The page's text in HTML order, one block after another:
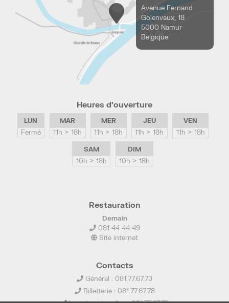
Avenue Fernand
Golenvaux, 18
5000 Namur
Belgique
Heures d’ouverture
LUN
Fermé
MAR
11h > 18h
MER
11h > 18h
JEU
11h > 18h
VEN
11h > 18h
SAM
10h > 18h
DIM
10h > 18h
Restauration
Demain
081 44 44 49
Site internet
Contacts
Général : 081.77.67.73
Billetterie : 081.77.67.78